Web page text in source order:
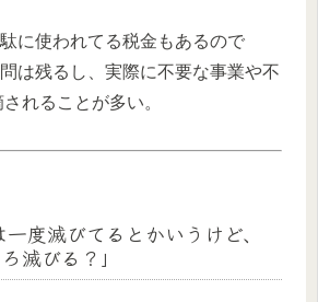
に使われてる税金もあるので
は残るし、実際に不要な事業や不
れることが多い。
度滅びてるとかいうけど、
滅びる？」